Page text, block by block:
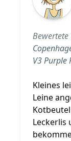
Bewertete
V3 Purple
Kleines
Leine
Leckerlis